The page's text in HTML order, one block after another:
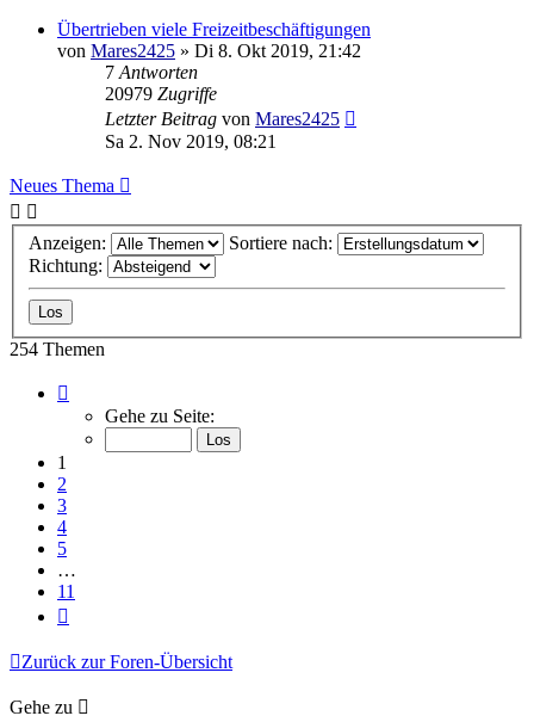
Übertrieben viele Freizeitbeschäftigungen
von Mares2425 » Di 8. Okt 2019, 21:42
7 Antworten
20979 Zugriffe
Letzter Beitrag von Mares2425
Sa 2. Nov 2019, 08:21
Neues Thema
Anzeigen:
Sortiere nach:
Richtung:
254 Themen
von
Gehe zu Seite:
1
2
3
4
5
…
11
Zurück zur Foren-Übersicht
Gehe zu